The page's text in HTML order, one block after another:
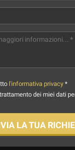
l'informativa privacy *
dei miei dati
LA TUA